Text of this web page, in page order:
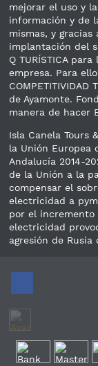
mejorar el uso y
información y de
mismas, y
implantación del
Q TURÍSTICA
empresa. Para
de Ayamonte.
manera de hacer
Isla Canela Tours
la Unión Europea
Andalucía 2014-
de la Unión a la
compensar el
electricidad a
por el incremento
electricidad
agresión de